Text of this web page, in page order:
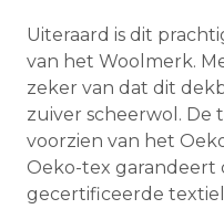
Uiteraard is dit
van het Woolmerk.
zeker van dat dit
zuiver scheerwol. De
voorzien van het
Oeko-tex garandeert
gecertificeerde textiel